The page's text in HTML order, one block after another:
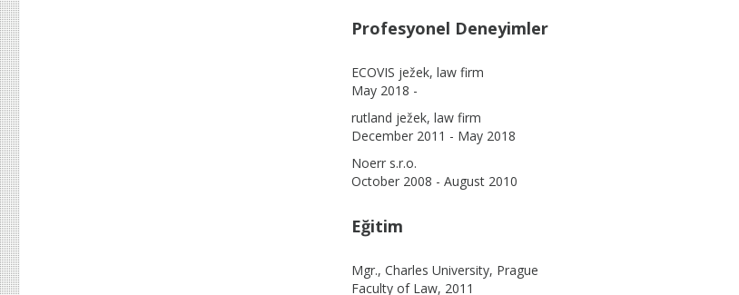
Profesyonel Deneyimler
ECOVIS ježek, law firm
May 2018 -
rutland ježek, law firm
December 2011 - May 2018
Noerr s.r.o.
October 2008 - August 2010
Eğitim
Mgr., Charles University, Prague
Faculty of Law, 2011